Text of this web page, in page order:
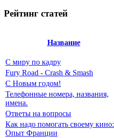
Рейтинг статей
Название
С миру по кадру
Fury Road - Crash & Smash
С Новым годом!
Телефонные номера, названия,
имена.
Ответы на вопросы
Как надо помогать своему кино:
Опыт Франции